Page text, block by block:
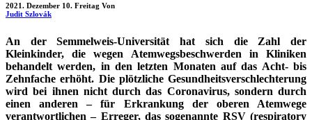
2021. Dezember 10. Freitag Von
Judit Szlovák
An der Semmelweis-Universität hat sich die Zahl der
Kleinkinder, die wegen Atemwegsbeschwerden in Kliniken
behandelt werden, in den letzten Monaten auf das Acht- bis
Zehnfache erhöht. Die plötzliche Gesundheitsverschlechterung
wird bei ihnen nicht durch das Coronavirus, sondern durch
einen anderen – für Erkrankung der oberen Atemwege
verantwortlichen – Erreger, das sogenannte RSV (respiratory